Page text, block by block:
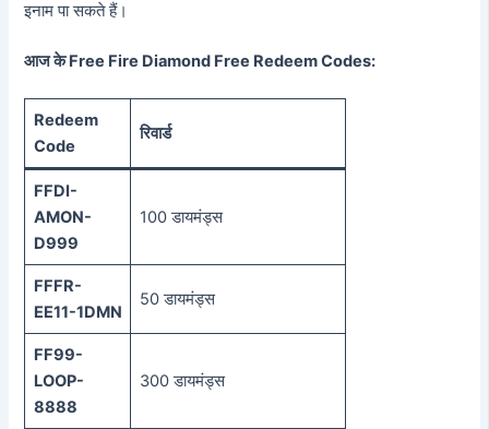
इनाम पा सकते हैं।
आज के Free Fire Diamond Free Redeem Codes:
Redeem
Code
रिवार्ड
FFDI-
AMON-
D999
100 डायमंड्स
FFFR-
EE11-1DMN
50 डायमंड्स
FF99-
LOOP-
8888
300 डायमंड्स